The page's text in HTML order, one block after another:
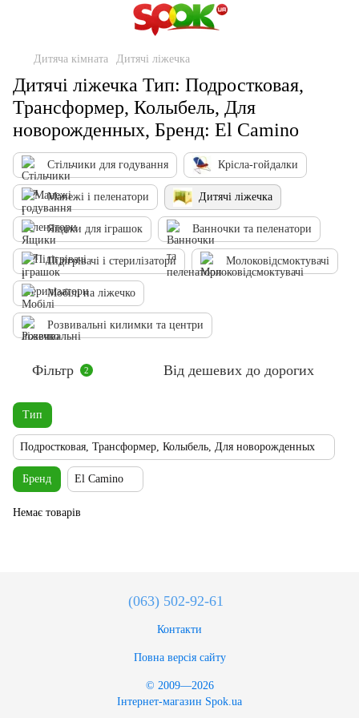
Дитяча кімната Дитячі ліжечка
Дитячі ліжечка Тип: Подростковая,
Трансформер, Колыбель, Для
новорожденных, Бренд: El Camino
Стільчики для годування Крісла-гойдалки
Манежі і пеленатори Дитячі ліжечка
Ящики для іграшок Ванночки та пеленатори
Підігрівачі і стерилізатори Молоковідсмоктувачі
Мобілі на ліжечко
Розвивальні килимки та центри
Фільтр 2 Від дешевих до дорогих
Тип
Подростковая, Трансформер, Колыбель, Для новорожденных
Бренд El Camino
Немає товарів
(063) 502-92-61
Контакти
Повна версія сайту
© 2009—2026
Інтернет-магазин Spok.ua